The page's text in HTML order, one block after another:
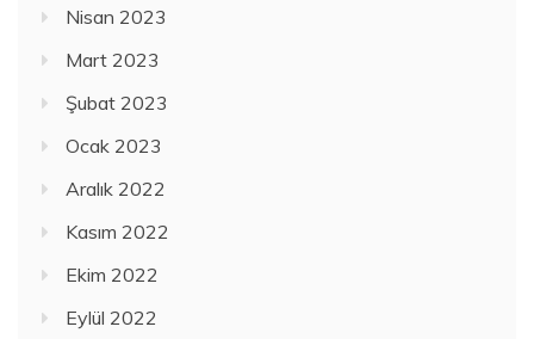
Nisan 2023
Mart 2023
Şubat 2023
Ocak 2023
Aralık 2022
Kasım 2022
Ekim 2022
Eylül 2022